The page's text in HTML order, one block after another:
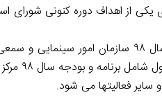
از اهداف دوره کنونی شورای
جدول کلی برنامه و بودجه سال ۹۸
سایر فعالیت­ها می ­شود.